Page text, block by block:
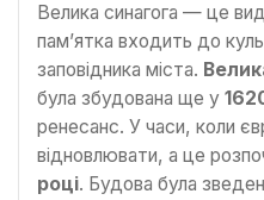
Велика синагога — це
пам’ятка входить до
заповідника міста.
була збудована ще у
ренесанс. У часи, коли
відновлювати, а це
році. Будова була